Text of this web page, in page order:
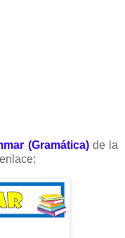
(Gramática)de la